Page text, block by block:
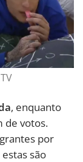
, enquanto
de votos.
por
são